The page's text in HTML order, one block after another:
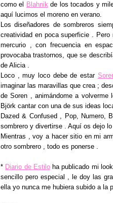
como el
Blahnikde los tocados y
aquí lucimos el moreno en verano.
Los diseñadores de sombreros
creatividad en poca superficie . Pero
mercurio , con frecuencia en
provocaba trastornos, que se
de Alicia .
Loco , muy loco debe de estar
imaginar las maravillas que crea ;
de Soren , animándome a
Björk cantar con una de sus ideas
Dazed & Confused , Pop,
sombrero y divertirse . Aquí os dejo
Mientras , voy a hacer sitio en mi
otro sombrero , todo es ponerse .
* Diario de Estiloha publicado mi
sencillo pero especial , le doy las
ella yo nunca me hubiera subido a la